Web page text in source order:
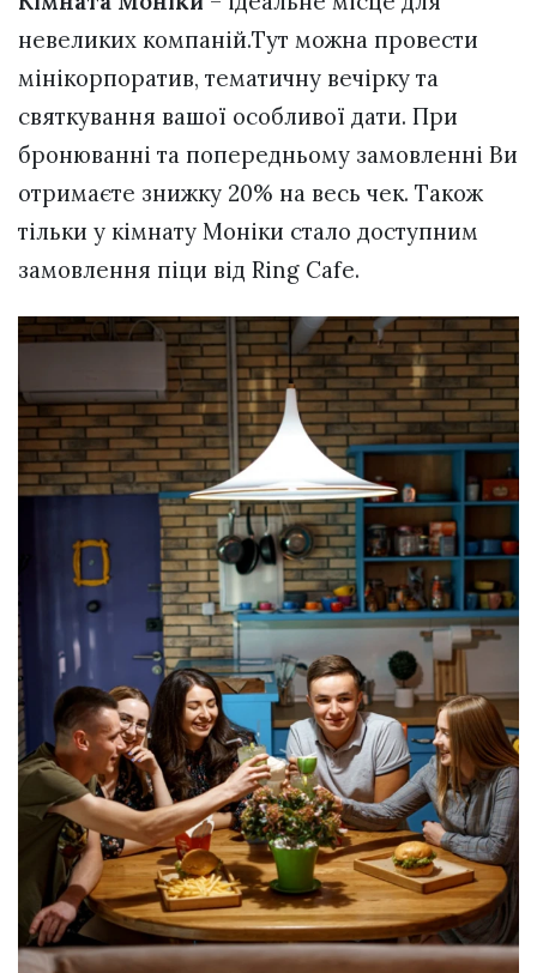
невеликих компаній.Тут можна провести
мінікорпоратив, тематичну вечірку та
святкування вашої особливої дати. При
бронюванні та попередньому замовленні Ви
отримаєте знижку 20% на весь чек. Також
тільки у кімнату Моніки стало доступним
замовлення піци від Ring Cafe.